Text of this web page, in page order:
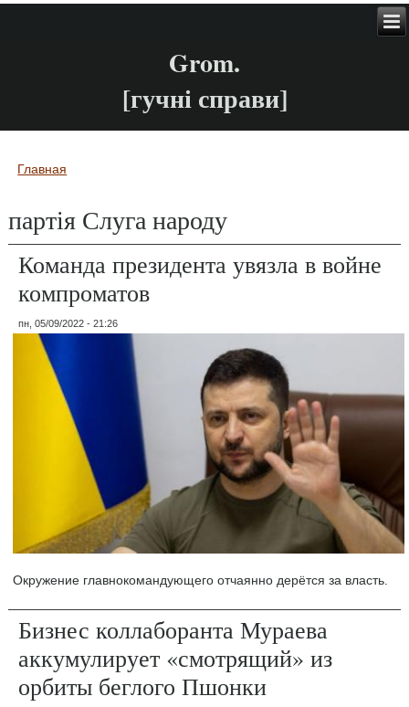
Grom.
[гучні справи]
Вы здесь
Главная
партія Слуга народу
Команда президента увязла в войне
компроматов
пн, 05/09/2022 - 21:26
Окружение главнокомандующего отчаянно дерётся за власть.
Бизнес коллаборанта Мураева
аккумулирует «смотрящий» из
орбиты беглого Пшонки